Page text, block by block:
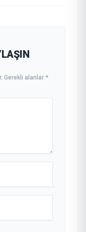
Gerekli alanlar *